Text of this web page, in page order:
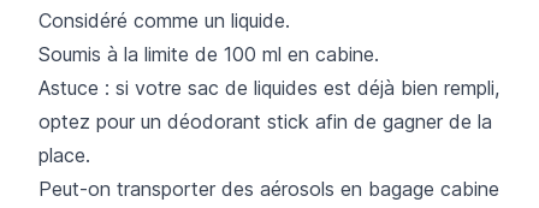
Considéré comme un liquide.
Soumis à la limite de 100 ml en cabine.
Astuce : si votre sac de liquides est déjà bien rempli,
optez pour un déodorant stick afin de gagner de la
place.
Peut-on transporter des aérosols en bagage cabine